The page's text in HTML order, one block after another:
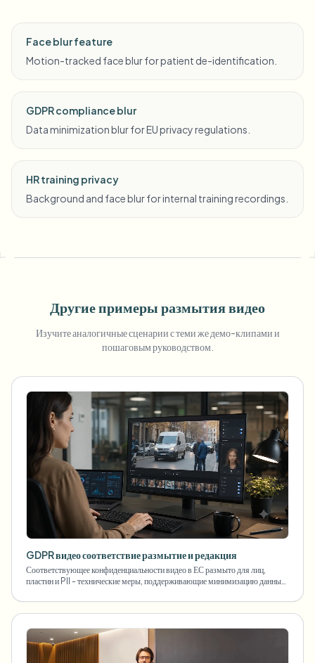
Face blur feature
Motion-tracked face blur for patient de-identification.
GDPR compliance blur
Data minimization blur for EU privacy regulations.
HR training privacy
Background and face blur for internal training recordings.
Другие примеры размытия видео
Изучите аналогичные сценарии с теми же демо-клипами и
пошаговым руководством.
GDPR видео соответствие размытие и редакция
Соответствующее конфиденциальности видео в ЕС размыто для лиц,
пластин и PII - технические меры, поддерживающие минимизацию данных